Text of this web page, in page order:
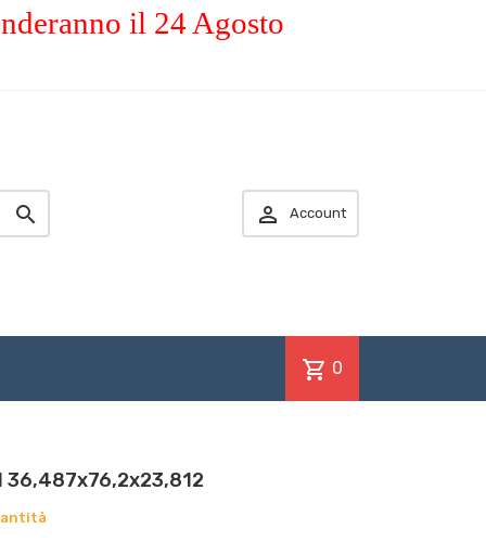
il 24 Agosto
  Account
shopping_cart 0